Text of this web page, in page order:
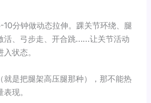
10分钟做动态拉伸。踝关节环绕、腿
活、弓步走、开合跳……让关节活动
状态。
就是把腿架高压腿那种），那不能热
现。